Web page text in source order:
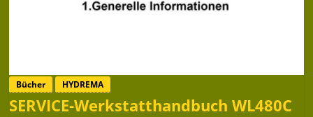
Bücher HYDREMA
SERVICE-Werkstatthandbuch WL480C